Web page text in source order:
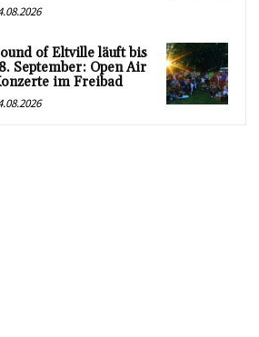
of Eltville läuft bis
September: Open Air
im Freibad